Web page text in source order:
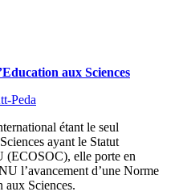
aux Sciences
Peda
étant le seul
ayant le Statut
(ECOSOC), elle porte en
l’avancement d’une Norme
aux Sciences.